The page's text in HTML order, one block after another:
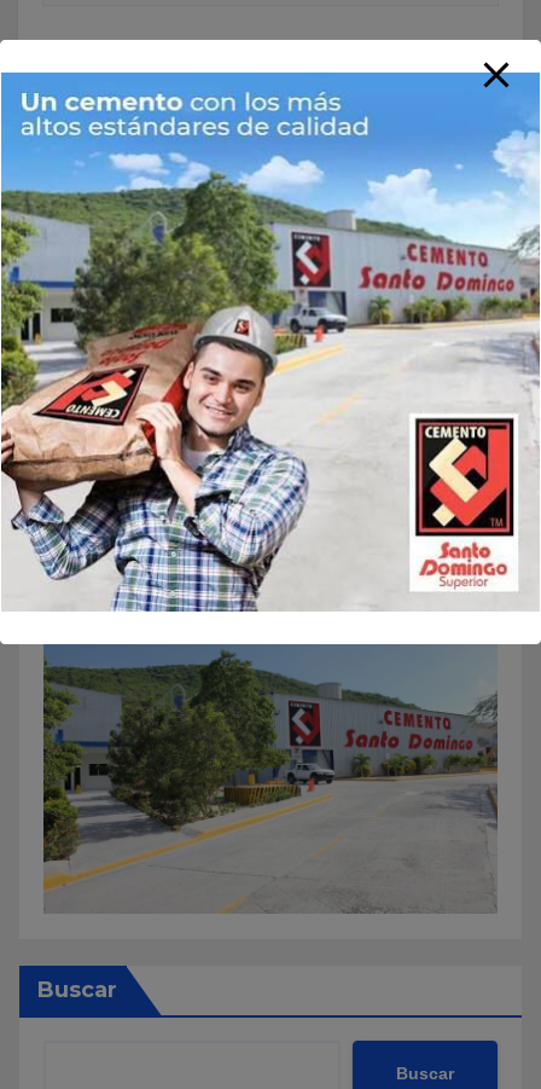
Web
Guarda mi nombre, correo electrónico y web en este
navegador para la próxima vez que comente.
Buscar
Buscar